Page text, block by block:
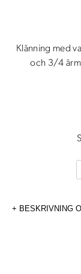
Klänning med
och 3/4
BESKRIVNING